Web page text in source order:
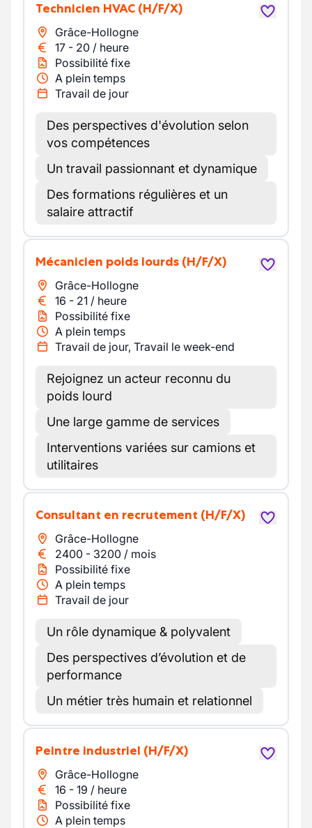
Technicien HVAC (H/F/X)
Grâce-Hollogne
17 - 20 / heure
Possibilité fixe
A plein temps
Travail de jour
Des perspectives d'évolution selon
vos compétences
Un travail passionnant et dynamique
Des formations régulières et un
salaire attractif
Mécanicien poids lourds (H/F/X)
Grâce-Hollogne
16 - 21 / heure
Possibilité fixe
A plein temps
Travail de jour, Travail le week-end
Rejoignez un acteur reconnu du
poids lourd
Une large gamme de services
Interventions variées sur camions et
utilitaires
Consultant en recrutement (H/F/X)
Grâce-Hollogne
2400 - 3200 / mois
Possibilité fixe
A plein temps
Travail de jour
Un rôle dynamique & polyvalent
Des perspectives d’évolution et de
performance
Un métier très humain et relationnel
Peintre industriel (H/F/X)
Grâce-Hollogne
16 - 19 / heure
Possibilité fixe
A plein temps